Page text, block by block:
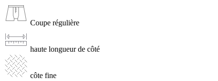
Coupe régulière
haute longueur de côté
côte fine